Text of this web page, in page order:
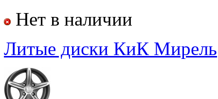
Нет в наличии
Литые диски КиК Мирель